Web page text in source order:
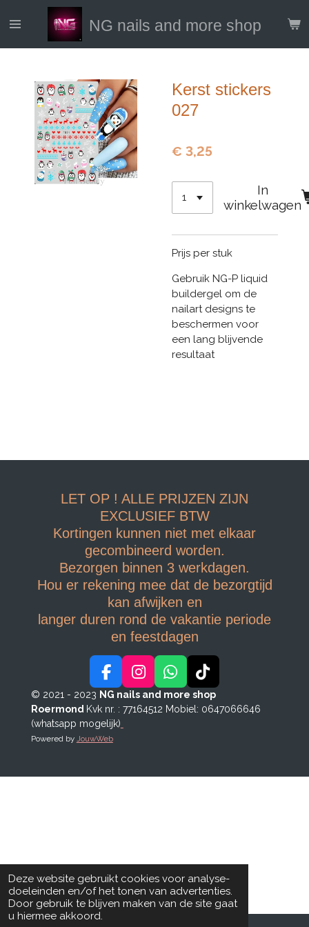
Deze website gebruikt cookies voor analyse-
doeleinden en/of het tonen van advertenties.
Door gebruik te blijven maken van de site gaat
u hiermee akkoord.
direct
NG nails and more shop
Kerst stickers
027
€ 3,25
In
winkelwagen
Prijs per stuk
Gebruik NG-P liquid
buildergel om de
nailart designs te
beschermen voor
een lang blijvende
resultaat
LET OP ! ALLE PRIJZEN ZIJN
EXCLUSIEF BTW
Kortingen kunnen niet met elkaar
gecombineerd worden.
Bezorgen binnen 3 werkdagen.
Hou er rekening mee dat de bezorgtijd
kan afwijken en
langer duren rond de vakantie periode
en feestdagen
F
a
c
e
b
I
n
s
W
h
a
T
i
k
© 2021 - 2023 NG nails and more shop
Roermond Kvk nr. : 77164512 Mobiel: 0647066646
(whatsapp mogelijk)
Powered by JouwWeb